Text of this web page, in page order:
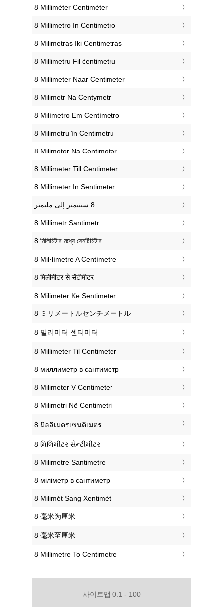
‎8 Milliméter Centiméter
‎8 Millimetro In Centimetro
‎8 Milimetras Iki Centimetras
‎8 Millimetru Fil ċentimetru
‎8 Millimeter Naar Centimeter
‎8 Milimetr Na Centymetr
‎8 Milímetro Em Centímetro
‎8 Milimetru în Centimetru
‎8 Milimeter Na Centimeter
‎8 Millimeter Till Centimeter
‎8 Millimeter In Sentimeter
‎8 Millimetr Santimetr
‎8 মিলিমিটার মধ্যে সেনটিমিটার
‎8 Mil·límetre A Centímetre
‎8 मिलीमीटर से सेंटीमीटर
‎8 Milimeter Ke Sentimeter
‎8 ミリメートルセンチメートル
‎8 밀리미터 센티미터
‎8 Millimeter Til Centimeter
‎8 миллиметр в сантиметр
‎8 Milimeter V Centimeter
‎8 Milimetri Në Centimetri
‎8 มิลลิเมตรเซนติเมตร
‎8 મિલિમીટર સેન્ટીમીટર
‎8 Milimetre Santimetre
‎8 міліметр в сантиметр
‎8 Milimét Sang Xentimét
‎8 毫米为厘米
‎8 毫米至厘米
‎8 Millimetre To Centimetre
사이트맵 0.1 - 100